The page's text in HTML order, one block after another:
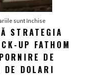
de
sunt închise
Ford
își
recalibrează
electrică:
STRATEGIA
UP FATHOM
DE
DOLARI